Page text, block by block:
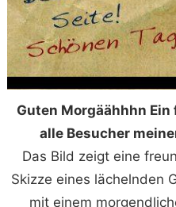
Guten Morgäähhhn
alle Besucher
Das Bild zeigt eine
Skizze eines lächelnden
mit einem